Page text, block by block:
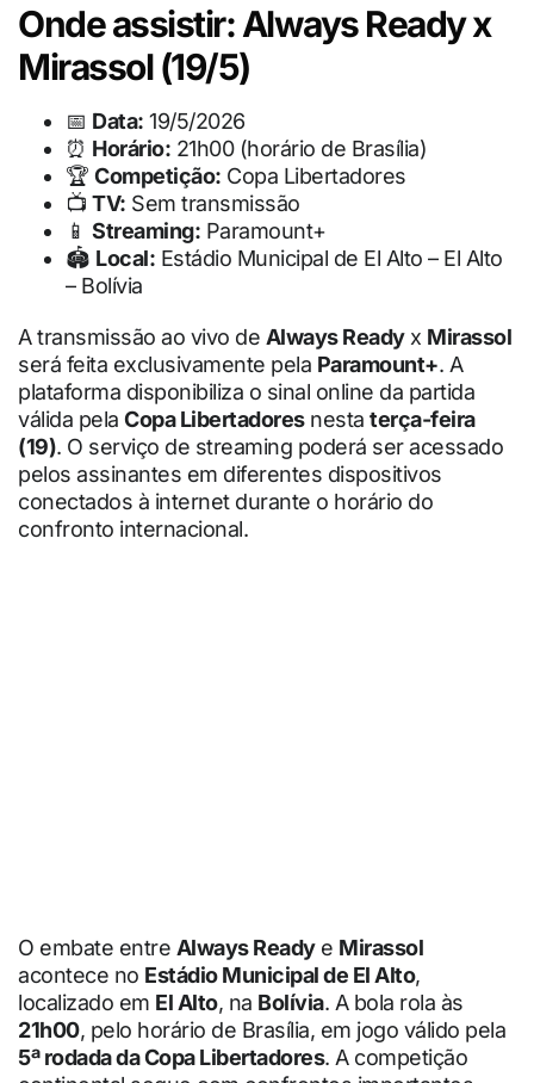
Onde assistir: Always Ready x
Mirassol (19/5)
📅 Data: 19/5/2026
⏰ Horário: 21h00 (horário de Brasília)
🏆 Competição: Copa Libertadores
📺 TV: Sem transmissão
📱 Streaming: Paramount+
🏟 Local: Estádio Municipal de El Alto – El Alto
– Bolívia
A transmissão ao vivo de Always Readyx Mirassol
será feita exclusivamente pela Paramount+. A
plataforma disponibiliza o sinal online da partida
válida pela Copa Libertadoresnesta terça-feira
(19). O serviço de streaming poderá ser acessado
pelos assinantes em diferentes dispositivos
conectados à internet durante o horário do
confronto internacional.
O embate entre Always Readye Mirassol
acontece no Estádio Municipal de El Alto,
localizado em El Alto, na Bolívia. A bola rola às
21h00, pelo horário de Brasília, em jogo válido pela
5ª rodada da Copa Libertadores. A competição